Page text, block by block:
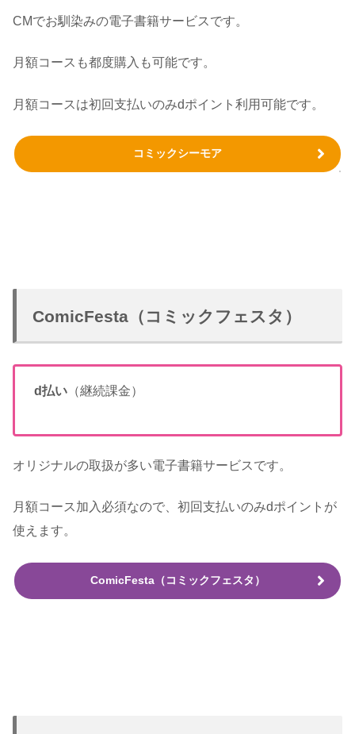
CMでお馴染みの電子書籍サービスです。
月額コースも都度購入も可能です。
月額コースは初回支払いのみdポイント利用可能です。
コミックシーモア
ComicFesta（コミックフェスタ）
d払い （継続課金）
オリジナルの取扱が多い電子書籍サービスです。
月額コース加入必須なので、初回支払いのみdポイントが
使えます。
ComicFesta（コミックフェスタ）